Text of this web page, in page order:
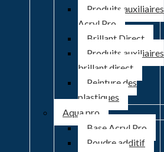
Produits auxiliaires
Acryl Pro
Brillant Direct
Produits auxiliaires
brillant direct
Peinture des
plastiques
Aqua pro
Base Acryl Pro
Poudre additif